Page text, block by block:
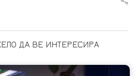
ДА ВЕ ИНТЕРЕСИРА